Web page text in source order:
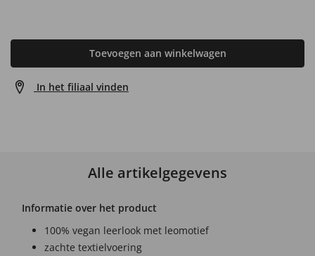
Toevoegen aan winkelwagen
In het filiaal vinden
Alle artikelgegevens
Informatie over het product
100% vegan leerlook met leomotief
zachte textielvoering